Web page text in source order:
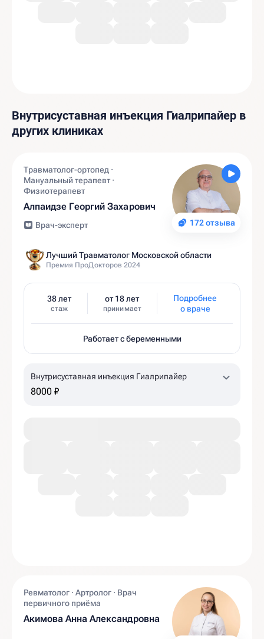
Внутрисуставная инъекция Гиалрипайер в
других клиниках
172 отзыва
Травматолог-ортопед ·
Мануальный терапевт ·
Физиотерапевт
Алпаидзе Георгий Захарович
Врач-эксперт
Лучший Травматолог Московской области
Премия ПроДокторов 2024
38 лет
стаж
от 18 лет
принимает
Подробнее
о враче
Работает с беременными
Внутрисуставная инъекция Гиалрипайер
8000 ₽
Ревматолог · Артролог · Врач
первичного приёма
Акимова Анна Александровна